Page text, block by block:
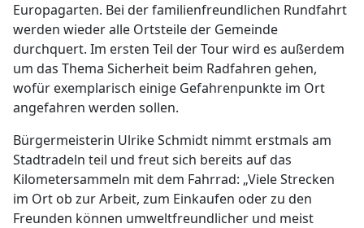
Europagarten. Bei der familienfreundlichen Rundfahrt
werden wieder alle Ortsteile der Gemeinde
durchquert. Im ersten Teil der Tour wird es außerdem
um das Thema Sicherheit beim Radfahren gehen,
wofür exemplarisch einige Gefahrenpunkte im Ort
angefahren werden sollen.
Bürgermeisterin Ulrike Schmidt nimmt erstmals am
Stadtradeln teil und freut sich bereits auf das
Kilometersammeln mit dem Fahrrad: „Viele Strecken
im Ort ob zur Arbeit, zum Einkaufen oder zu den
Freunden können umweltfreundlicher und meist